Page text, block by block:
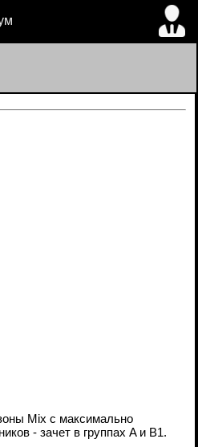
Mix с максимально
- зачет в группах A и B1.